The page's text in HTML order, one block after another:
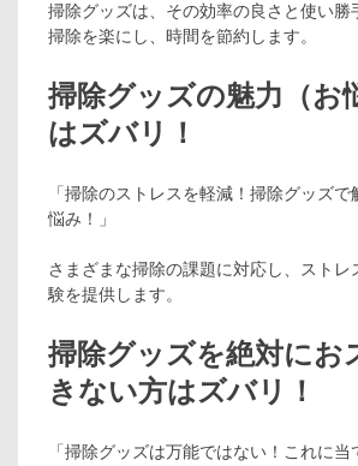
掃除グッズは、その効率の良さと使い勝
掃除を楽にし、時間を節約します。
掃除グッズの魅力（お
はズバリ！
「掃除のストレスを軽減！掃除グッズ
悩み！」
さまざまな掃除の課題に対応し、ストレ
験を提供します。
掃除グッズを絶対にお
きない方はズバリ！
「掃除グッズは万能ではない！これに